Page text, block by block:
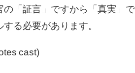
の「証言」ですから「真実」
る必要があります。
cast)